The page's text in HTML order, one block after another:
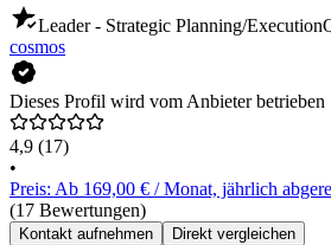
Leader - Strategic Planning/Execution
cosmos
Dieses Profil wird vom Anbieter betrieben
4,9 (17)
•
Preis: Ab 169,00 € / Monat, jährlich
(17 Bewertungen)
Kontakt aufnehmen Direkt vergleichen